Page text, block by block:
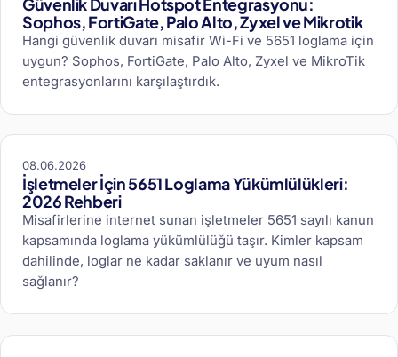
Sophos, FortiGate, Palo Alto, Zyxel ve Mikrotik
Hangi güvenlik duvarı misafir Wi-Fi ve 5651 loglama için
uygun? Sophos, FortiGate, Palo Alto, Zyxel ve MikroTik
entegrasyonlarını karşılaştırdık.
08.06.2026
İşletmeler İçin 5651 Loglama Yükümlülükleri:
2026 Rehberi
Misafirlerine internet sunan işletmeler 5651 sayılı kanun
kapsamında loglama yükümlülüğü taşır. Kimler kapsam
dahilinde, loglar ne kadar saklanır ve uyum nasıl
sağlanır?